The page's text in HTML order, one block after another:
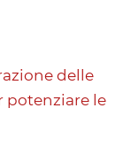
delle
potenziare le